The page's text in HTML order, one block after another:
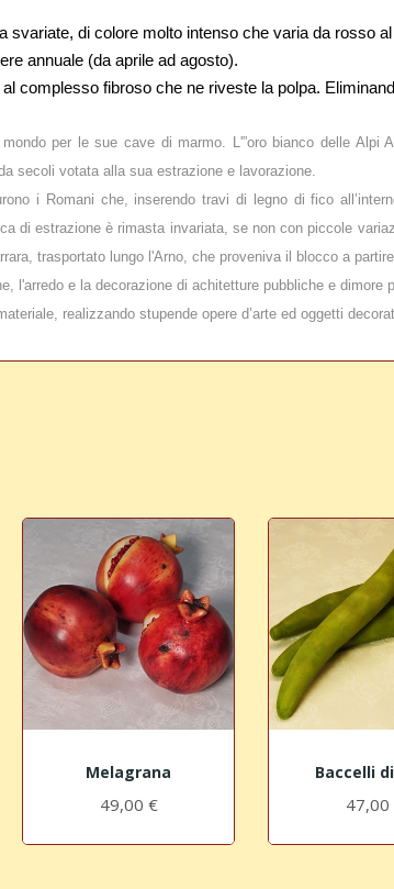
svariate, di colore molto intenso che varia da rosso
annuale (da aprile ad agosto).
complesso fibroso che ne riveste la polpa.
per le sue cave di marmo. L'”oro bianco delle
secoli votata alla sua estrazione e lavorazione.
i Romani che, inserendo travi di legno di fico
di estrazione è rimasta invariata, se non con piccole
trasportato lungo l'Arno, che proveniva il blocco a
l'arredo e la decorazione di achitetture pubbliche e dimore
realizzando stupende opere d’arte ed oggetti
Melagrana
49,00 €
Baccelli
47,00